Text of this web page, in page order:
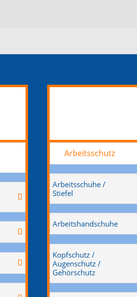
Arbeitsschutz
Arbeitsschuhe /
Stiefel
Arbeitshandschuhe
Kopfschutz /
Augenschutz /
Gehörschutz